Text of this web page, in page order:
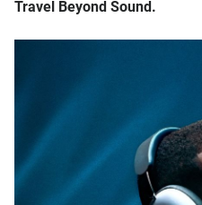
Travel Beyond Sound.